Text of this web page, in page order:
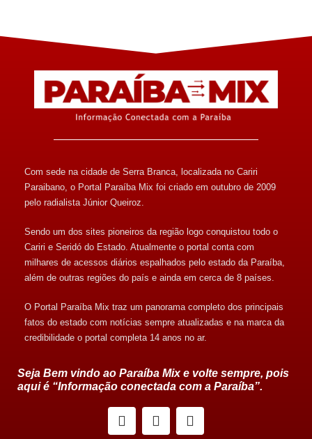
Com sede na cidade de Serra Branca, localizada no Cariri
Paraibano, o Portal Paraíba Mix foi criado em outubro de 2009
pelo radialista Júnior Queiroz.
Sendo um dos sites pioneiros da região logo conquistou todo o
Cariri e Seridó do Estado. Atualmente o portal conta com
milhares de acessos diários espalhados pelo estado da Paraíba,
além de outras regiões do país e ainda em cerca de 8 países.
O Portal Paraíba Mix traz um panorama completo dos principais
fatos do estado com notícias sempre atualizadas e na marca da
credibilidade o portal completa 14 anos no ar.
Seja Bem vindo ao Paraíba Mix e volte sempre, pois
aqui é “Informação conectada com a Paraíba”.